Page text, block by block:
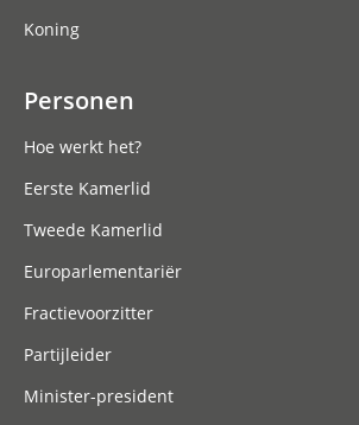
Koning
Personen
Hoe werkt het?
Eerste Kamerlid
Tweede Kamerlid
Europarlementariër
Fractievoorzitter
Partijleider
Minister-president